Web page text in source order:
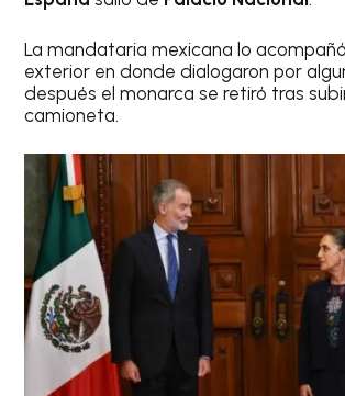
La mandataria mexicana lo
exterior en donde dialogaron por
después el monarca se retiró tras
camioneta.